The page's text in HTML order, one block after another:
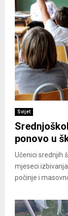
Svijet
ponovo u
Učenici srednjih
mjeseci
počinje i